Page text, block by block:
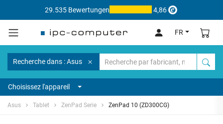
29.535 Bewertungen 4,86
FR
Recherche dans : Asus
Choisissez l'appareil
Asus Tablet ZenPad Serie ZenPad 10 (ZD300CG)